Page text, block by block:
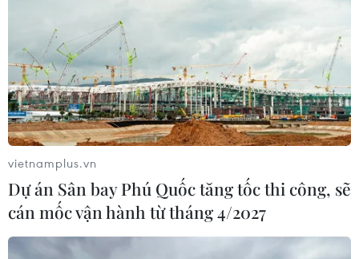
CƠ QUAN CHỦ QUẢN: THÔNG TẤN XÃ VIỆT NAM
Tổng Biên tập: TRẦN TIẾN DUẨN
Phó Tổng Biên tập: NGUYỄN THỊ TÁM, KHÚC THANH
THỦY
Sở hữu trí tuệ
Quy định sử dụng
RSS
Hỗ trợ
vietnamplus.vn
Dự án Sân bay Phú Quốc tăng tốc thi công, sẽ
cán mốc vận hành từ tháng 4/2027